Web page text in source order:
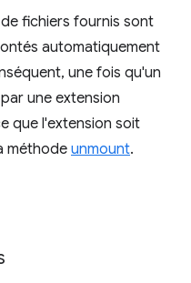
fichiers fournis sont
automatiquement
une fois qu'un
par une extension
que l'extension soit
méthode unmount.